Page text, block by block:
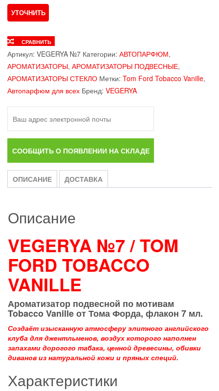
249 ₽.
СРАВНИТЬ
Артикул: VEGERYA №7 Категории: АВТОПАРФЮМ,
АРОМАТИЗАТОРЫ, АРОМАТИЗАТОРЫ ПОДВЕСНЫЕ,
АРОМАТИЗАТОРЫ СТЕКЛО Метки: Tom Ford Tobacco Vanille,
Автопарфюм для всех Бренд: VEGERYA
ОПИСАНИЕ ДОСТАВКА
Описание
VEGERYA №7 / TOM
FORD TOBACCO
VANILLE
Ароматизатор подвесной по мотивам
TobaccoVanilleот Тома Форда, флакон 7 мл.
Создаёт изысканную атмосферу элитного английского
клуба для джентльменов, воздух которого наполнен
запахами дорогого табака, ценной древесины, обивки
диванов из натуральной кожи и пряных специй.
Характеристики